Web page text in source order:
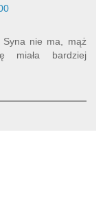
nie ma, mąż
miała bardziej